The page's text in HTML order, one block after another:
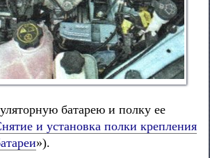
батарею и полку ее
и установка полки крепления
»).